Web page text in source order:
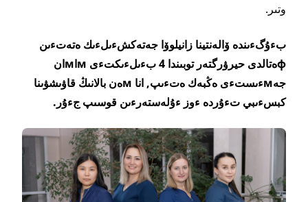
وتىر.
بءۇگءىندە ۆالەنتينا زانيلوۆا جەتەكشءىلءىك ەتەتءىن
фەتالدى حيرۋرگتەر توبىندا 4 بءىلءىكتءى мاмان
جەмءىستءى ەڭبەك ەتءىپ, انا мەن بالانىڭ قاۋىشۋىنا
كبسءىبي تءۇردە ءوز ءۇلەستەرءىن قوسىپ جءۇر.